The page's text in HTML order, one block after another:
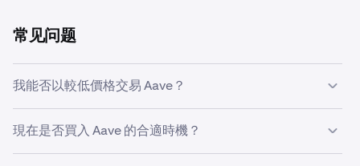
常见问题
我能否以較低價格交易 Aave？
格达到较低水平时自动购买。
現在是否買入 Aave 的合適時機？